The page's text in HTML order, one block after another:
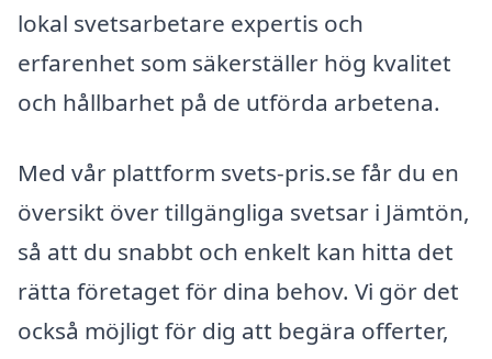
lokal svetsarbetare expertis och
erfarenhet som säkerställer hög kvalitet
och hållbarhet på de utförda arbetena.
Med vår plattform svets-pris.se får du en
översikt över tillgängliga svetsar i Jämtön,
så att du snabbt och enkelt kan hitta det
rätta företaget för dina behov. Vi gör det
också möjligt för dig att begära offerter,